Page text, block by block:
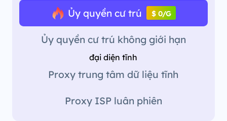
Ủy quyền cư trú $ 0/G
Ủy quyền cư trú không giới hạn
đại diện tĩnh
Proxy trung tâm dữ liệu tĩnh
Proxy ISP luân phiên